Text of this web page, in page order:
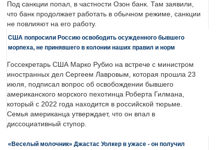
Под санкции попал, в частности Озон банк. Там заявили,
что банк продолжает работать в обычном режиме, санкции
не повлияют на его работу.
США попросили Россию освободить осужденного бывшего
морпеха, не принявшего в колонии наших правил и норм
Госсекретарь США Марко Рубио на встрече с министром
иностранных дел Сергеем Лавровым, которая прошла 23
июля, подписал вопрос об освобождении бывшего
американского морского пехотинца Роберта Гилмана,
который с 2022 года находится в российской тюрьме.
Семья американца утверждает, что он впал в
диссоциативный ступор.
«Веселый молочник» Джастас Уолкер в ужасе - он получил